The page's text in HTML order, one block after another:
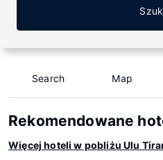
Search Map
Rekomendowane
Więcej hoteli w pobliżu Ulu